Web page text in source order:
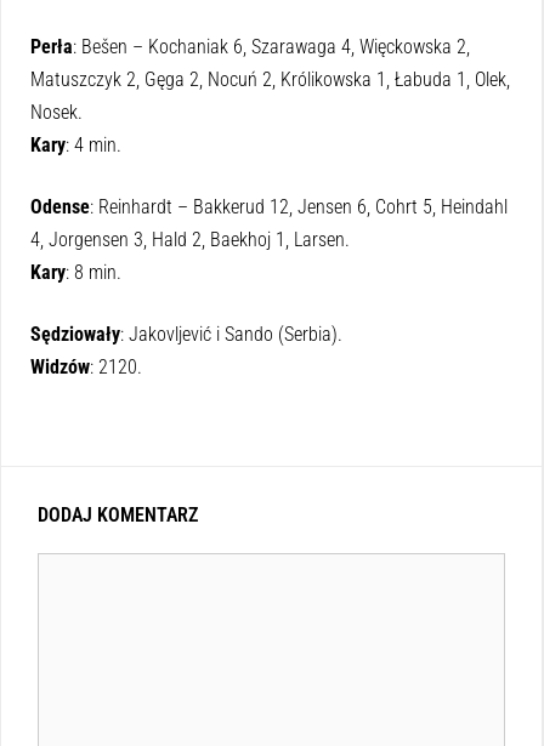
Perła: Bešen – Kochaniak 6, Szarawaga 4, Więckowska 2,
Matuszczyk 2, Gęga 2, Nocuń 2, Królikowska 1, Łabuda 1, Olek,
Nosek.
Kary: 4 min.
Odense: Reinhardt – Bakkerud 12, Jensen 6, Cohrt 5, Heindahl
4, Jorgensen 3, Hald 2, Baekhoj 1, Larsen.
Kary: 8 min.
Sędziowały: Jakovljević i Sando (Serbia).
Widzów: 2120.
DODAJ KOMENTARZ